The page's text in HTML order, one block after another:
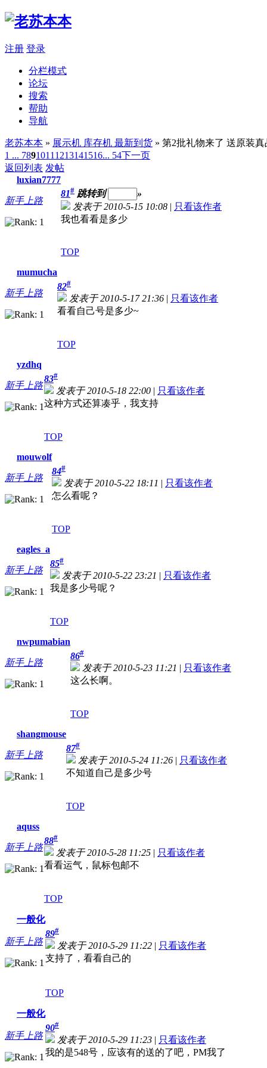
注册 登录
分栏模式
论坛
搜索
帮助
导航
老苏本本 » 展示机 库存机 最新到货 » 第2批礼物来了 送原装
1 ... 7891011 1213141516... 54下一页
返回列表 发帖
luxian7777
新手上路
81# 跳转到
»
发表于 2010-5-15 10:08 | 只看该作者
我也看看是多少
TOP
mumucha
新手上路
82#
发表于 2010-5-17 21:36 | 只看该作者
看看自己号是多少~
TOP
yzdhq
新手上路
83#
发表于 2010-5-18 22:00 | 只看该作者
这种方式还算凑乎，我支持
TOP
mouwolf
新手上路
84#
发表于 2010-5-22 18:11 | 只看该作者
怎么看呢？
TOP
eagles_a
新手上路
85#
发表于 2010-5-22 23:21 | 只看该作者
我是多少号呢？
TOP
nwpumabian
新手上路
86#
发表于 2010-5-23 11:21 | 只看该作者
这么长啊。
TOP
shangmouse
新手上路
87#
发表于 2010-5-24 11:26 | 只看该作者
不知道自己是多少号
TOP
aquss
新手上路
88#
发表于 2010-5-28 11:25 | 只看该作者
看看运气，鼠标包邮不
TOP
一般化
新手上路
89#
发表于 2010-5-29 11:22 | 只看该作者
支持了，看看自己的
TOP
一般化
新手上路
90#
发表于 2010-5-29 11:23 | 只看该作者
我的是548号，应该有的送的了吧，PM我了